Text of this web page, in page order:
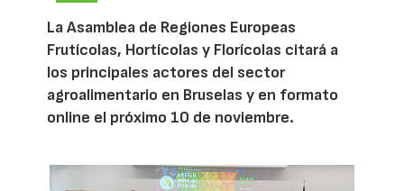
La Asamblea de Regiones Europeas
Frutícolas, Hortícolas y Florícolas citará a
los principales actores del sector
agroalimentario en Bruselas y en formato
online el próximo 10 de noviembre.